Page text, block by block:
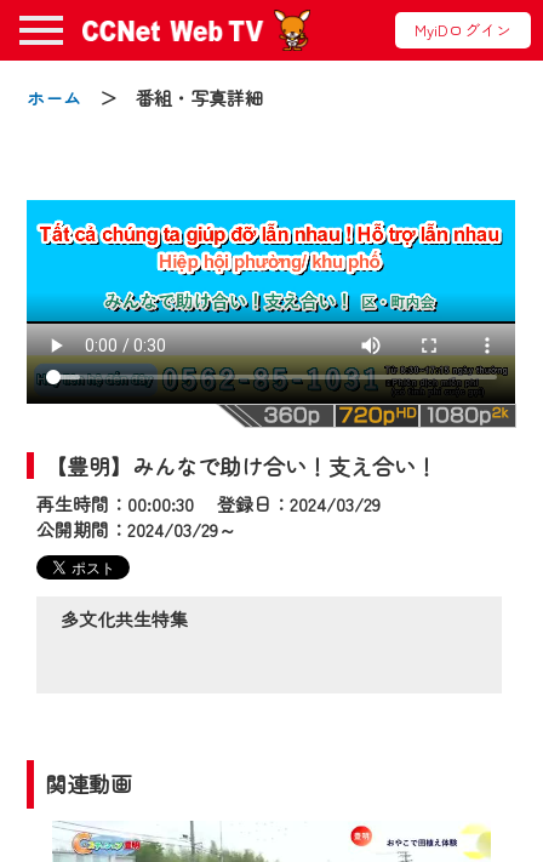
MyiDログイン
ホーム ＞ 番組・写真詳細
【豊明】みんなで助け合い！支え合い！
再生時間：00:00:30 登録日：2024/03/29
公開期間：2024/03/29～
多文化共生特集
関連動画
お知らせ
2024/09/02
動画配信サービス『CCNet Web TV』は2024
年9月24日からリニューアルします！
【変更点】
◆デザイン変更により、お住まいの地域
の動画コンテンツが一目瞭然。
◆当社アプリやＰＣブラウザから、いつ
でも・どこでも・外出先でも！
2024年9月24日からはご加入者様へのサー
ビス向上のため、
『CCNet Web TV』を利用いただくには、